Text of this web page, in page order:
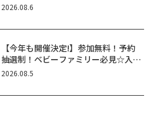
め！びしょぬれ水あそび・激辛グル
ん！
2026.08.6
【今年も開催決定!】参加無料！予約
抽選制！ベビーファミリー必見☆入場
無料☆10/29(木)30(金)ママベビーフ
エリ守山
2026.08.5